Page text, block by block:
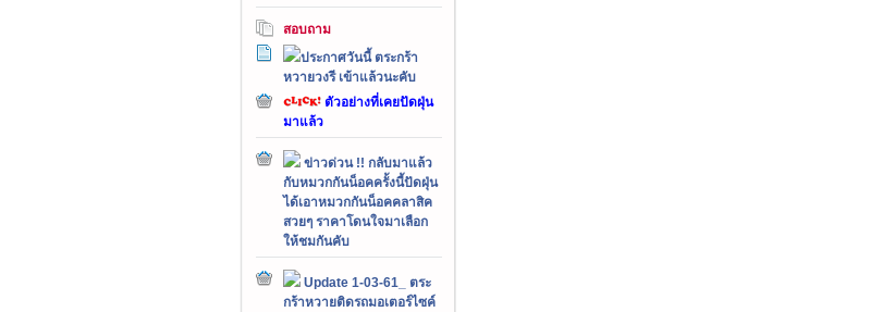
สอบถาม
ประกาศวันนี้ ตระกร้า
หวายวงรี เข้าแล้วนะคับ
ตัวอย่างที่เคยปัดฝุ่น
มาแล้ว
ข่าวด่วน !! กลับมาแล้ว
กับหมวกกันน็อคครั้งนี้ปัดฝุ่น
ได้เอาหมวกกันน็อคคลาสิค
สวยๆ ราคาโดนใจมาเลือก
ให้ชมกันคับ
Update 1-03-61_ ตระ
กร้าหวายติดรถมอเตอร์ไซค์